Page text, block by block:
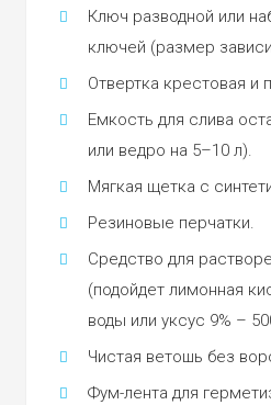
Ключ разводной или
ключей (размер
Отвертка крестовая и
Емкость для слива
или ведро на 5–10 л).
Мягкая щетка с
Резиновые перчатки.
Средство для
(подойдет лимонная
воды или уксус 9% –
Чистая ветошь без
Фум-лента для